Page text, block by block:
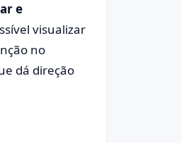
e
visualizar
no
dá direção